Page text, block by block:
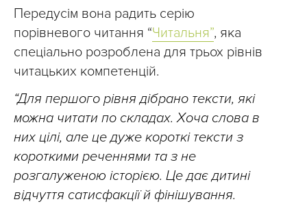
Передусім вона радить серію
порівневого читання “Читальня”, яка
спеціально розроблена для трьох рівнів
читацьких компетенцій.
“Для першого рівня дібрано тексти, які
можна читати по складах. Хоча слова в
них цілі, але це дуже короткі тексти з
короткими реченнями та з не
розгалуженою історією. Це дає дитині
відчуття сатисфакції й фінішування.